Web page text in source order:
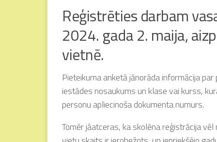
Reģistrēties darbam
2024. gada 2. maija,
vietnē.
Pieteikuma anketā jānorāda informācija
iestādes nosaukums un klase vai kurss,
personu apliecinoša dokumenta numurs.
Tomēr jāatceras, ka skolēna reģistrācija